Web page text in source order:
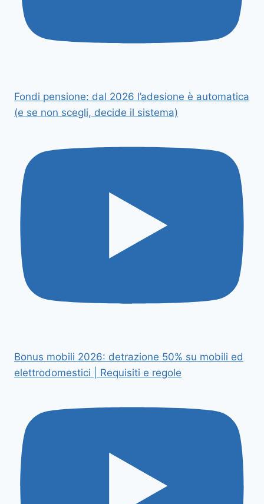
Fondi pensione: dal 2026 l’adesione è automatica
(e se non scegli, decide il sistema)
Bonus mobili 2026: detrazione 50% su mobili ed
elettrodomestici | Requisiti e regole